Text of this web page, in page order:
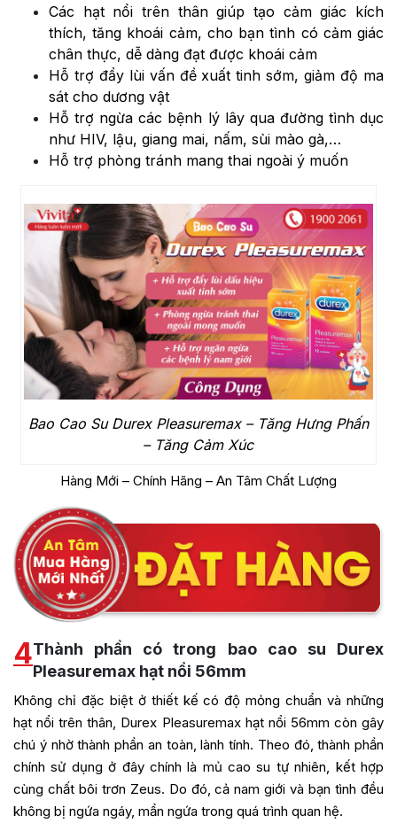
Các hạt nổi trên thân giúp tạo cảm giác kích
thích, tăng khoái cảm, cho bạn tình có cảm giác
chân thực, dễ dàng đạt được khoái cảm
Hỗ trợ đẩy lùi vấn đề xuất tinh sớm, giảm độ ma
sát cho dương vật
Hỗ trợ ngừa các bệnh lý lây qua đường tình dục
như HIV, lậu, giang mai, nấm, sùi mào gà,…
Hỗ trợ phòng tránh mang thai ngoài ý muốn
Bao Cao Su Durex Pleasuremax – Tăng Hưng Phấn
– Tăng Cảm Xúc
Hàng Mới – Chính Hãng – An Tâm Chất Lượng
4Thành phần có trong bao cao su Durex
Pleasuremax hạt nổi 56mm
Không chỉ đặc biệt ở thiết kế có độ mỏng chuẩn và những
hạt nổi trên thân, Durex Pleasuremax hạt nổi 56mm còn gây
chú ý nhờ thành phần an toàn, lành tính. Theo đó, thành phần
chính sử dụng ở đây chính là mủ cao su tự nhiên, kết hợp
cùng chất bôi trơn Zeus. Do đó, cả nam giới và bạn tình đều
không bị ngứa ngáy, mẩn ngứa trong quá trình quan hệ.